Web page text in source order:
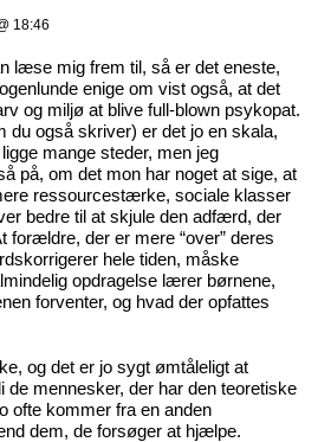
18:46
læse mig frem til, så er det eneste,
enige om vist også, at det
og miljø at blive full-blown psykopat.
du også skriver) er det jo en skala,
mange steder, men jeg
på, om det mon har noget at sige, at
ressourcestærke, sociale klasser
bedre til at skjule den adfærd, der
forældre, der er mere “over” deres
hele tiden, måske
opdragelse lærer børnene,
forventer, og hvad der opfattes
og det er jo sygt ømtåleligt at
de mennesker, der har den teoretiske
ofte kommer fra en anden
dem, de forsøger at hjælpe.